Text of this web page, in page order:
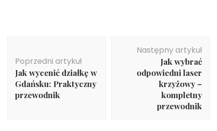
wpisu
Poprzedni artykuł
Jak wycenić działkę w
Gdańsku: Praktyczny
przewodnik
Następny artykuł
Jak wybrać
odpowiedni laser
krzyżowy –
kompletny
przewodnik